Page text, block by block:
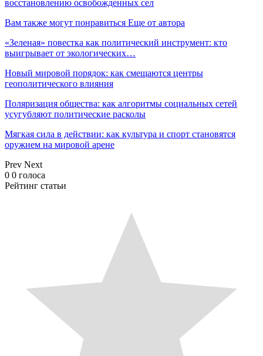
восстановлению освобожденных сел
Вам также могут понравиться Еще от автора
«Зеленая» повестка как политический инструмент: кто
выигрывает от экологических…
Новый мировой порядок: как смещаются центры
геополитического влияния
Поляризация общества: как алгоритмы социальных сетей
усугубляют политические расколы
Мягкая сила в действии: как культура и спорт становятся
оружием на мировой арене
Prev Next
0 0 голоса
Рейтинг статьи